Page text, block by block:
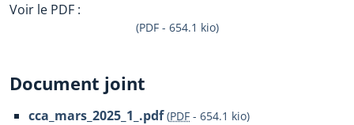
Voir le PDF :
(PDF - 654.1 kio)
Document joint
cca_mars_2025_1_.pdf (PDF - 654.1 kio)